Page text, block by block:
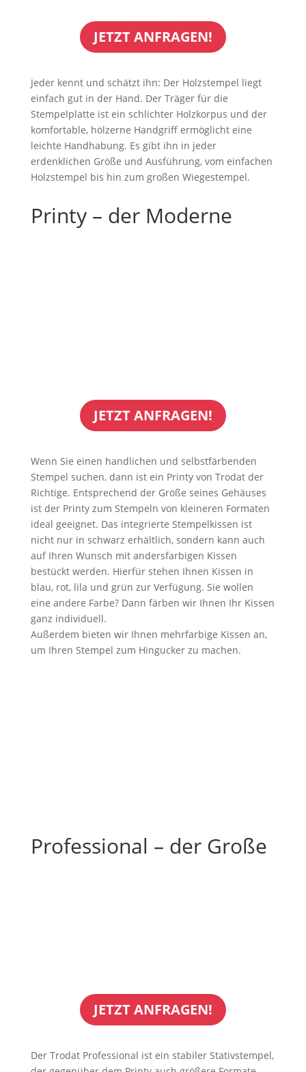
JETZT ANFRAGEN!
Jeder kennt und schätzt ihn: Der Holzstempel liegt
einfach gut in der Hand. Der Träger für die
Stempelplatte ist ein schlichter Holzkorpus und der
komfortable, hölzerne Handgriff ermöglicht eine
leichte Handhabung. Es gibt ihn in jeder
erdenklichen Größe und Ausführung, vom einfachen
Holzstempel bis hin zum großen Wiegestempel.
Printy – der Moderne
JETZT ANFRAGEN!
Wenn Sie einen handlichen und selbstfärbenden
Stempel suchen, dann ist ein Printy von Trodat der
Richtige. Entsprechend der Größe seines Gehäuses
ist der Printy zum Stempeln von kleineren Formaten
ideal geeignet. Das integrierte Stempelkissen ist
nicht nur in schwarz erhältlich, sondern kann auch
auf Ihren Wunsch mit andersfarbigen Kissen
bestückt werden. Hierfür stehen Ihnen Kissen in
blau, rot, lila und grün zur Verfügung. Sie wollen
eine andere Farbe? Dann färben wir Ihnen Ihr Kissen
ganz individuell.
Außerdem bieten wir Ihnen mehrfarbige Kissen an,
um Ihren Stempel zum Hingucker zu machen.
Professional – der Große
JETZT ANFRAGEN!
Der Trodat Professional ist ein stabiler Stativstempel,